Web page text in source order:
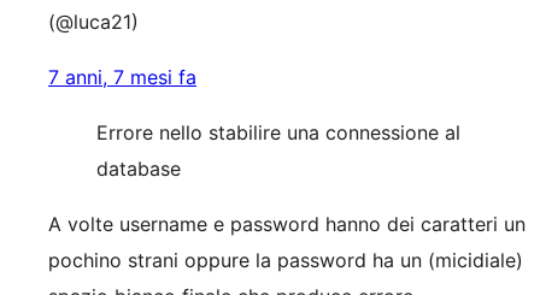
(@luca21)
7 anni, 7 mesi fa
Errore nello stabilire una connessione al
database
A volte username e password hanno dei caratteri un
pochino strani oppure la password ha un (micidiale)